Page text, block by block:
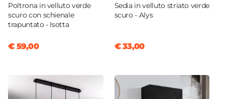
Legno
Materiale Gambe
Spessore Piano
Assemblato
No
Poltrona in velluto verde
scuro con schienale
trapuntato - Isotta
€ 59,00
Sedia in velluto striato verde
scuro - Alys
€ 33,00